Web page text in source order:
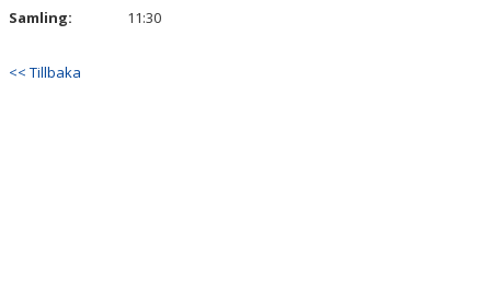
Samling:
11:30
<< Tillbaka